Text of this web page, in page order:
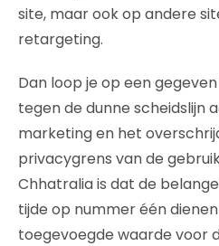
site, maar ook op andere
retargeting.
Dan loop je op een
tegen de dunne scheidslijn
marketing en het
privacygrens van de
Chhatralia is dat de
tijde op nummer één
toegevoegde waarde voor